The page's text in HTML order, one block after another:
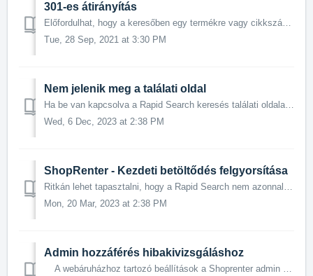
301-es átirányítás
Előfordulhat, hogy a keresőben egy termékre vagy cikkszámára keresve, a termékre kattintva más termék oldala vagy a boltunk főoldala jelenik meg. Itt az...
Tue, 28 Sep, 2021 at 3:30 PM
Nem jelenik meg a találati oldal
Ha be van kapcsolva a Rapid Search keresés találati oldala, ám a keresés során kulcsszóra kattintva nem a találatok listázódnak, hanem visszairányítódun...
Wed, 6 Dec, 2023 at 2:38 PM
ShopRenter - Kezdeti betöltődés felgyorsítása
Ritkán lehet tapasztalni, hogy a Rapid Search nem azonnal vagy esetleg egyáltalán nem töltődik be. Főleg akkor, ha a látogató gyorsan, még a teljes oldal be...
Mon, 20 Mar, 2023 at 2:38 PM
Admin hozzáférés hibakivizsgáláshoz
A webáruházhoz tartozó beállítások a Shoprenter admin felületén, a gyorskeresőhöz tartozóak a Rapid Search admin felületén találhatóak meg. Ezek –– habá...